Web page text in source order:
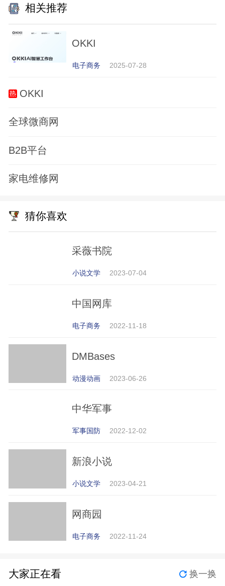
相关推荐
OKKI
电子商务 2025-07-28
OKKI
全球微商网
B2B平台
家电维修网
猜你喜欢
采薇书院
小说文学 2023-07-04
中国网库
电子商务 2022-11-18
DMBases
动漫动画 2023-06-26
中华军事
军事国防 2022-12-02
新浪小说
小说文学 2023-04-21
网商园
电子商务 2022-11-24
大家正在看 换一换